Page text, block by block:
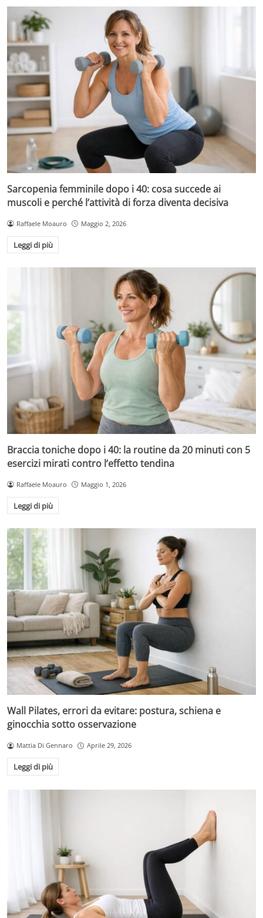
Sarcopenia femminile dopo i 40: cosa succede ai
muscoli e perché l’attività di forza diventa decisiva
Raffaele Moauro Maggio 2, 2026
Leggi di più
Braccia toniche dopo i 40: la routine da 20 minuti con 5
esercizi mirati contro l’effetto tendina
Raffaele Moauro Maggio 1, 2026
Leggi di più
Wall Pilates, errori da evitare: postura, schiena e
ginocchia sotto osservazione
Mattia Di Gennaro Aprile 29, 2026
Leggi di più